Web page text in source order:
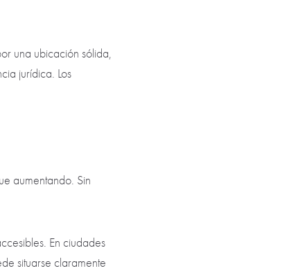
una ubicación sólida,
jurídica. Los
aumentando. Sin
En ciudades
situarse claramente